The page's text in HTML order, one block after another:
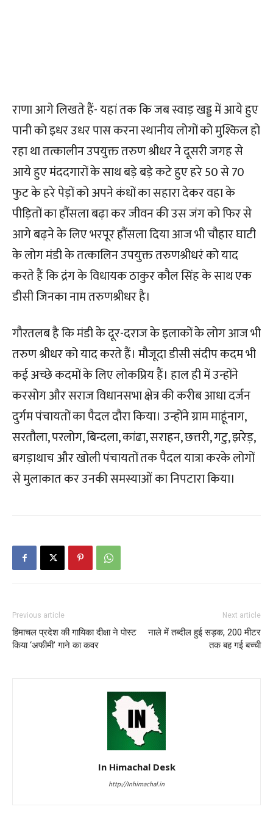
राणा आगे लिखते हैं- यहां तक कि जब स्वाड़ खड्ड में आये हुए
पानी को इधर उधर पास करना स्थानीय लोगों को मुश्किल हो
रहा था तत्कालीन उपयुक्त तरुण श्रीधर ने दूसरी जगह से
आये हुए मंददगारों के साथ बड़े बड़े कटे हुए हरे 50 से 70
फुट के हरे पेड़ों को अपने कंधों का सहारा देकर वहा के
पीड़ितों का हौंसला बढ़ा कर जीवन की उस जंग को फिर से
आगे बढ़ने के लिए भरपूर हौंसला दिया आज भी चौहार घाटी
के लोग मंडी के तत्कालिन उपयुक्त तरुणश्रीधरं को याद
करते हैं कि द्रंग के विधायक ठाकुर कौल सिंह के साथ एक
डीसी जिनका नाम तरुणश्रीधर है।
गौरतलब है कि मंडी के दूर-दराज के इलाकों के लोग आज भी
तरुण श्रीधर को याद करते हैं। मौजूदा डीसी संदीप कदम भी
कई अच्छे कदमों के लिए लोकप्रिय हैं। हाल ही में उन्होंने
करसोग और सराज विधानसभा क्षेत्र की करीब आधा दर्जन
दुर्गम पंचायतों का पैदल दौरा किया। उन्होंने ग्राम माहूंनाग,
सरतौला, परलोग, बिन्दला, कांढा, सराहन, छत्तरी, गटु, झरेड़,
बगड़ाथाच और खोली पंचायतों तक पैदल यात्रा करके लोगों
से मुलाकात कर उनकी समस्याओं का निपटारा किया।
Previous article
हिमाचल प्रदेश की गायिका दीक्षा ने पोस्ट
किया ‘अफीमी’ गाने का कवर
Next article
नाले में तब्दील हुई सड़क, 200 मीटर
तक बह गई बच्ची
In Himachal Desk
http://Inhimachal.in